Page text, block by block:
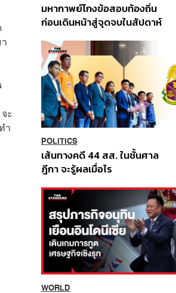
ะ
ำ
มหากาพย์โกงข้อสอบท้องถิ่น
ก่อนเดินหน้าสู่จุดจบในสัปดาห์
POLITICS
เส้นทางคดี 44 สส. ในชั้นศาล
ฎีกา จะรู้ผลเมื่อไร
WORLD